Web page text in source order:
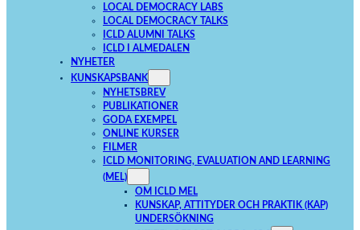
LOCAL DEMOCRACY LABS
LOCAL DEMOCRACY TALKS
ICLD ALUMNI TALKS
ICLD I ALMEDALEN
NYHETER
KUNSKAPSBANK
NYHETSBREV
PUBLIKATIONER
GODA EXEMPEL
ONLINE KURSER
FILMER
ICLD MONITORING, EVALUATION AND LEARNING
(MEL)
OM ICLD MEL
KUNSKAP, ATTITYDER OCH PRAKTIK (KAP)
UNDERSÖKNING